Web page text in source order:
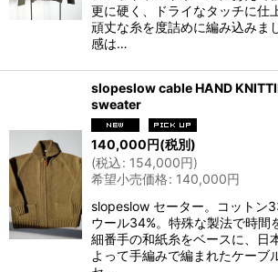
更に硬く、ドライなタッチに仕
頑丈な糸を度詰めに編み込みま
感は…
slopeslow cable HAND
sweater
140,000円(税別)
(税込: 154,000円)
希望小売価格: 140,000円
slopeslow セーター。コットン
ウール34%。特殊な製法で時間
細番手の和紙糸をベースに、日
よって手編みで編まれたケーブ